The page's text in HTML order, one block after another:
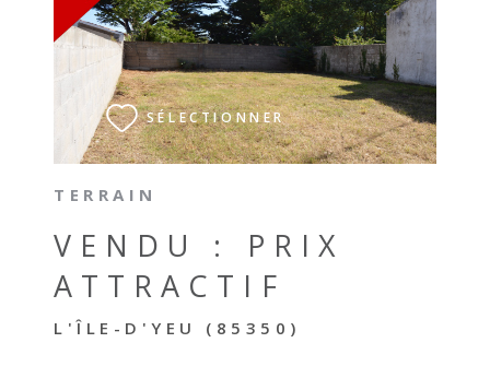
TERRAIN
VENDU : PRIX
ATTRACTIF
L'ÎLE-D'YEU (85350)
SÉLECTIONNER
VOIR LE BIEN